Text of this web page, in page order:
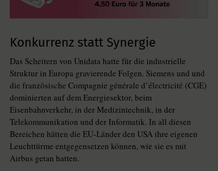
Konkurrenz statt Synergie
Das Scheitern von Unidata hatte für die industrielle
Struktur in Europa gravierende Folgen. Siemens und und
die französische Compagnie géné­rale d’électricité (CGE)
dominierten auf dem Energiesektor, beim
Eisenbahnverkehr, in der Medizintechnik, in der
Telekommunikation und der Informatik. In all diesen
Bereichen hätten die EU-Länder den USA ihre eigenen
Leuchttürme entgegensetzen können, wie sie es mit
Airbus getan hatten.